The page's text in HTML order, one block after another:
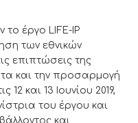
το έργο LIFE-IP
των εθνικών
επιπτώσεις της
και την προσαρμογή
12 και 13 Ιουνίου 2019,
του έργου και
και